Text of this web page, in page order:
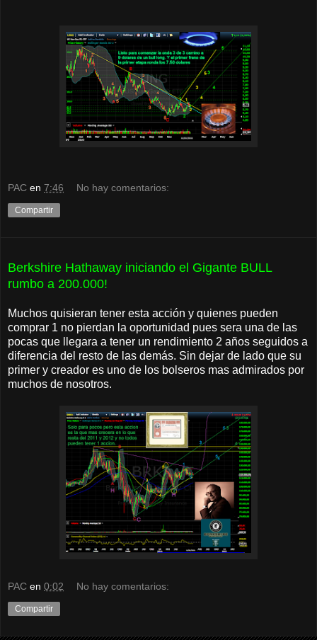
PAC en 7:46 No hay comentarios:
Compartir
Berkshire Hathaway iniciando el Gigante BULL
rumbo a 200.000!
Muchos quisieran tener esta acción y quienes pueden
comprar 1 no pierdan la oportunidad pues sera una de las
pocas que llegara a tener un rendimiento 2 años seguidos a
diferencia del resto de las demás. Sin dejar de lado que su
primer y creador es uno de los bolseros mas admirados por
muchos de nosotros.
PAC en 0:02 No hay comentarios:
Compartir